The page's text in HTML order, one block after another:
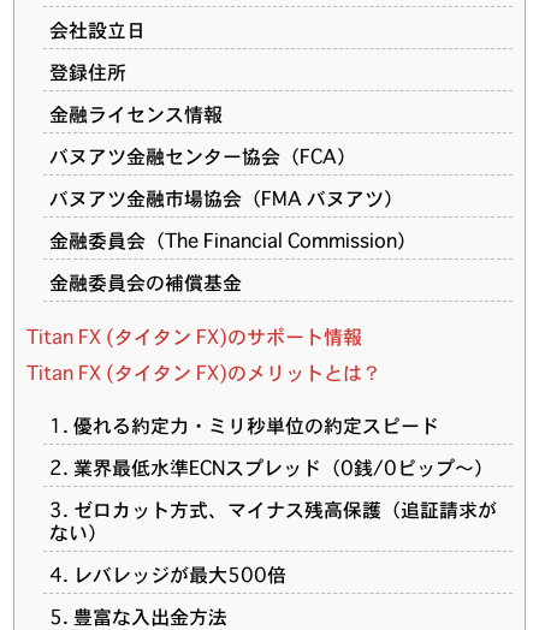
会社設立日
登録住所
金融ライセンス情報
バヌアツ金融センター協会（FCA）
バヌアツ金融市場協会（FMA バヌアツ）
金融委員会（The Financial Commission）
金融委員会の補償基金
Titan FX (タイタン FX)のサポート情報
Titan FX (タイタン FX)のメリットとは？
1. 優れる約定力・ミリ秒単位の約定スピード
2. 業界最低水準ECNスプレッド（0銭/0ピップ〜）
3. ゼロカット方式、マイナス残高保護（追証請求が
ない）
4. レバレッジが最大500倍
5. 豊富な入出金方法